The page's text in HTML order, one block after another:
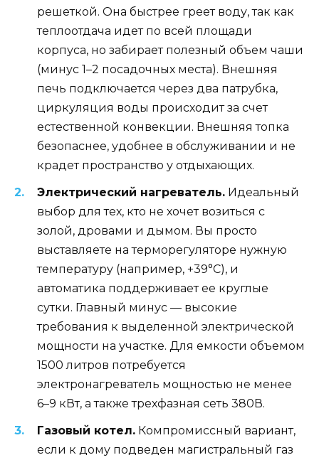
решеткой. Она быстрее греет воду, так как
теплоотдача идет по всей площади
корпуса, но забирает полезный объем чаши
(минус 1–2 посадочных места). Внешняя
печь подключается через два патрубка,
циркуляция воды происходит за счет
естественной конвекции. Внешняя топка
безопаснее, удобнее в обслуживании и не
крадет пространство у отдыхающих.
Электрический нагреватель. Идеальный
выбор для тех, кто не хочет возиться с
золой, дровами и дымом. Вы просто
выставляете на терморегуляторе нужную
температуру (например, +39°C), и
автоматика поддерживает ее круглые
сутки. Главный минус — высокие
требования к выделенной электрической
мощности на участке. Для емкости объемом
1500 литров потребуется
электронагреватель мощностью не менее
6–9 кВт, а также трехфазная сеть 380В.
Газовый котел. Компромиссный вариант,
если к дому подведен магистральный газ